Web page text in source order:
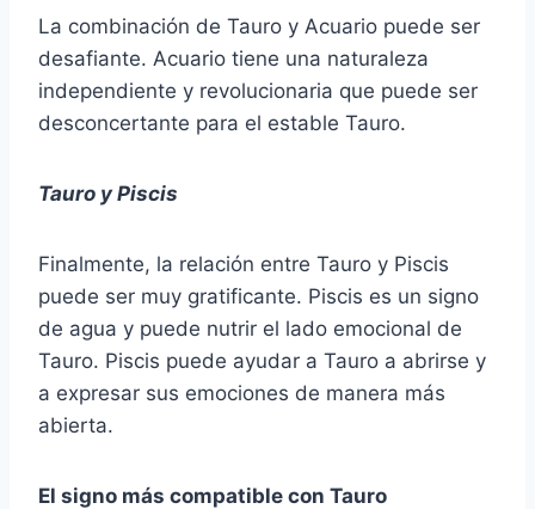
La combinación de Tauro y Acuario puede ser
desafiante. Acuario tiene una naturaleza
independiente y revolucionaria que puede ser
desconcertante para el estable Tauro.
Tauro y Piscis
Finalmente, la relación entre Tauro y Piscis
puede ser muy gratificante. Piscis es un signo
de agua y puede nutrir el lado emocional de
Tauro. Piscis puede ayudar a Tauro a abrirse y
a expresar sus emociones de manera más
abierta.
El signo más compatible con Tauro